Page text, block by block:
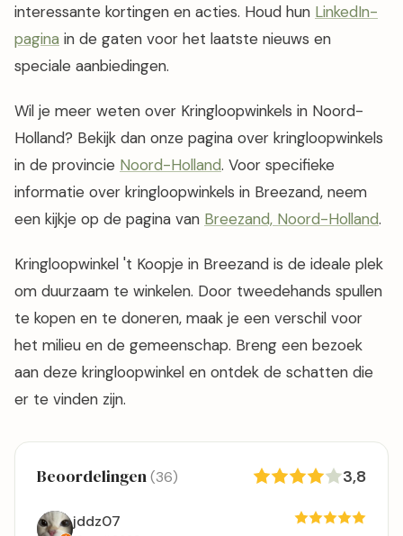
interessante kortingen en acties. Houd hun LinkedIn-
pagina in de gaten voor het laatste nieuws en
speciale aanbiedingen.
Wil je meer weten over Kringloopwinkels in Noord-
Holland? Bekijk dan onze pagina over kringloopwinkels
in de provincie Noord-Holland. Voor specifieke
informatie over kringloopwinkels in Breezand, neem
een kijkje op de pagina van Breezand, Noord-Holland.
Kringloopwinkel 't Koopje in Breezand is de ideale plek
om duurzaam te winkelen. Door tweedehands spullen
te kopen en te doneren, maak je een verschil voor
het milieu en de gemeenschap. Breng een bezoek
aan deze kringloopwinkel en ontdek de schatten die
er te vinden zijn.
Beoordelingen(36) 3,8
jddz07